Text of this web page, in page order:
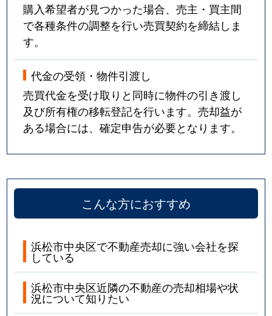
購入希望者が見つかった場合、売主・買主間
で各種条件の調整を行い売買契約を締結しま
す。
代金の受領・物件引渡し
売買代金を受け取りと同時に物件の引き渡し
及び所有権の移転登記を行います。売却益が
ある場合には、確定申告が必要となります。
こんな方におすすめ
浜松市中央区で不動産売却に強い会社を探
している
浜松市中央区近隣の不動産の売却相場や状
況について知りたい